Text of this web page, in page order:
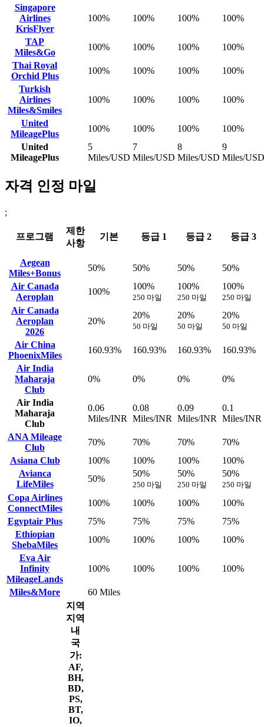
Singapore
Airlines
KrisFlyer
100% 100% 100% 100%
TAP
Miles&Go
100% 100% 100%
100%
Thai Royal
Orchid Plus
100% 100% 100%
100%
Turkish
Airlines
Miles&Smiles
100% 100% 100% 100%
United
MileagePlus
100% 100% 100%
100%
United
MileagePlus
5
Miles/USD
7
Miles/USD
8
Miles/USD
9
Miles/USD
자격 인정 마일
;
프로그램
제한
사항
기본 등급 1 등급 2 등급 3
Aegean
Miles+Bonus
50% 50% 50%
50%
Air Canada
Aeroplan
100%
100%
250 마일
100%
250 마일
100%
250 마일
Air Canada
Aeroplan
2026
20%
20%
50 마일
20%
50 마일
20%
50 마일
Air China
PhoenixMiles
160.93% 160.93% 160.93%
160.93%
Air India
Maharaja
Club
0% 0% 0% 0%
Air India
Maharaja
Club
0.06
Miles/INR
0.08
Miles/INR
0.09
Miles/INR
0.1
Miles/INR
ANA Mileage
Club
70% 70% 70%
70%
Asiana Club
100% 100% 100%
100%
Avianca
LifeMiles
50%
50%
250 마일
50%
250 마일
50%
250 마일
Copa Airlines
ConnectMiles
100% 100% 100%
100%
Egyptair Plus
75% 75% 75%
75%
Ethiopian
ShebaMiles
100% 100% 100%
100%
Eva Air
Infinity
MileageLands
100% 100% 100% 100%
Miles&More
60 Miles
지역
지역
내
국
가:
AF,
BH,
BD,
PS,
BT,
IO,